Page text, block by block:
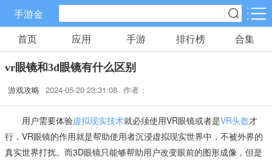
手游金
手游分类 应用分类
卡牌回合
70款手游
休闲益智
172款手游
棋牌游戏
0款手游
飞行射击
48款手游
动作格斗
34款手游
首页 应用 手游 排行榜 合集
vr眼镜和3d眼镜有什么区别
游戏攻略 2024-05-20 23:31:08 作者：
用户需要体验虚拟现实技术就必须使用VR眼镜或者是VR头盔才
行，VR眼镜的作用就是帮助使用者沉浸虚拟现实世界中，不被外界的
真实世界打扰。而3D眼镜只能够帮助用户改变眼前的图形成像，但是